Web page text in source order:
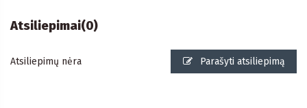
Atsiliepimai(0)
Atsiliepimų nėra Parašyti atsiliepimą